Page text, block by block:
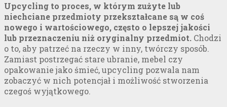
Upcycling to proces, w którym zużyte lub
niechciane przedmioty przekształcane są w coś
nowego i wartościowego, często o lepszej jakości
lub przeznaczeniu niż oryginalny przedmiot. Chodzi
o to, aby patrzeć na rzeczy w inny, twórczy sposób.
Zamiast postrzegać stare ubranie, mebel czy
opakowanie jako śmieć, upcycling pozwala nam
zobaczyć w nich potencjał i możliwość stworzenia
czegoś wyjątkowego.